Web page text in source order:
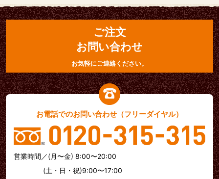
ご注文
お問い合わせ
お気軽にご連絡ください。
お電話でのお問い合わせ（フリーダイヤル）
営業時間／(月〜金) 8:00〜20:00
(土・日・祝)9:00〜17:00